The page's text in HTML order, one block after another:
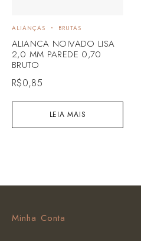
LEIA MAIS
ALIANÇAS BRUTAS
ALIANCA NOIVADO LISA
2,0 MM PAREDE 0,70
BRUTO
R$0,85
Minha Conta